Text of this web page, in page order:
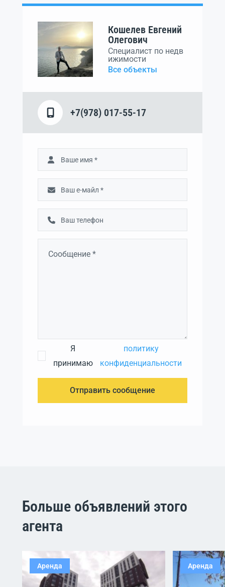
Кошелев Евгений
Олегович
Специалист по недв
ижимости
Все объекты
+7(978) 017-55-17
Я
принимаю
политику
конфиденциальности
Отправить сообщение
Больше объявлений этого
агента
Аренда Аренда